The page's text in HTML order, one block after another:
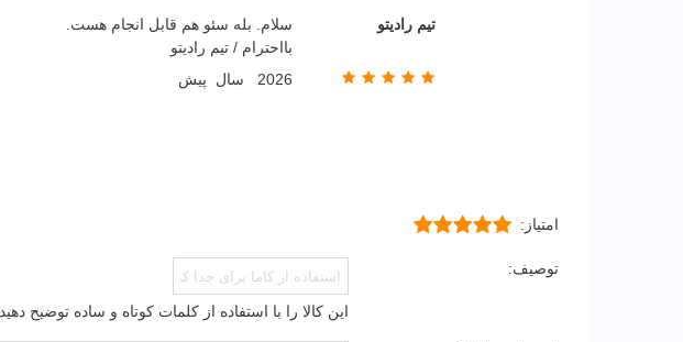
تیم رادیتو
سلام. بله سئو هم قابل انجام هست.
بااحترام / تیم رادیتو
2026 سال پیش
امتیاز:
توصیف:
این کالا را با استفاده از کلمات کوتاه و ساده توضیح دهید.